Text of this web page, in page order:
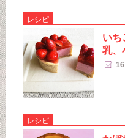
レシピ
いち
乳、
16
レシピ